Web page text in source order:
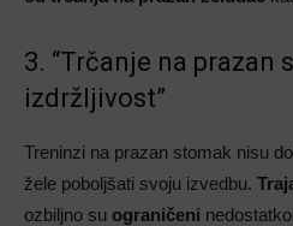
3. “Trčanje na prazan
izdržljivost”
Treninzi na prazan stomak nisu
žele poboljšati svoju izvedbu.
ozbiljno su ograničeni